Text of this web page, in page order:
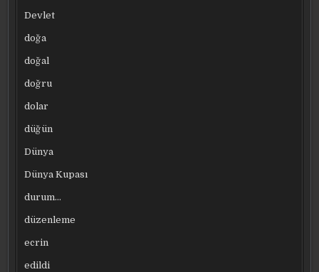
Devlet
doğa
doğal
doğru
dolar
düğün
Dünya
Dünya Kupası
durum…
düzenleme
ecrin
edildi